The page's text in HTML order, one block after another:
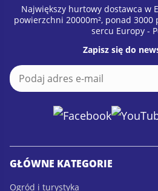
Największy hurtowy dostawca w
powierzchni 20000m², ponad
sercu Europy -
Zapisz się do
a
i
l
E
m
GŁÓWNE KATEGORIE
Ogród i turystyka